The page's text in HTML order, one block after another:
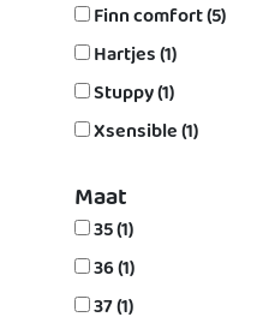
Finn comfort (5)
Hartjes (1)
Stuppy (1)
Xsensible (1)
Maat
35 (1)
36 (1)
37 (1)